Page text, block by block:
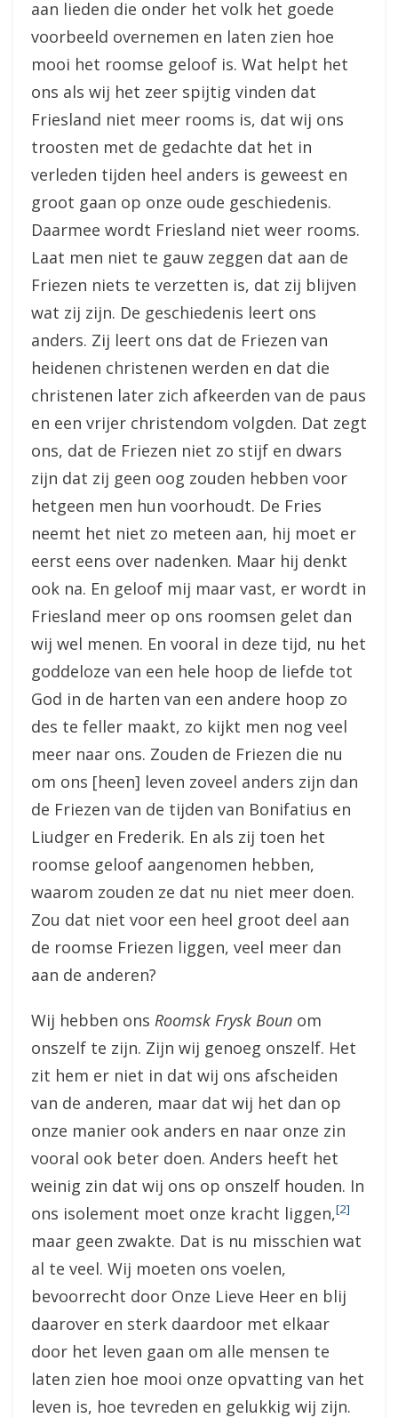
aan lieden die onder het volk het goede
voorbeeld overnemen en laten zien hoe
mooi het roomse geloof is. Wat helpt het
ons als wij het zeer spijtig vinden dat
Friesland niet meer rooms is, dat wij ons
troosten met de gedachte dat het in
verleden tijden heel anders is geweest en
groot gaan op onze oude geschiedenis.
Daarmee wordt Friesland niet weer rooms.
Laat men niet te gauw zeggen dat aan de
Friezen niets te verzetten is, dat zij blijven
wat zij zijn. De geschiedenis leert ons
anders. Zij leert ons dat de Friezen van
heidenen christenen werden en dat die
christenen later zich afkeerden van de paus
en een vrijer christendom volgden. Dat zegt
ons, dat de Friezen niet zo stijf en dwars
zijn dat zij geen oog zouden hebben voor
hetgeen men hun voorhoudt. De Fries
neemt het niet zo meteen aan, hij moet er
eerst eens over nadenken. Maar hij denkt
ook na. En geloof mij maar vast, er wordt in
Friesland meer op ons roomsen gelet dan
wij wel menen. En vooral in deze tijd, nu het
goddeloze van een hele hoop de liefde tot
God in de harten van een andere hoop zo
des te feller maakt, zo kijkt men nog veel
meer naar ons. Zouden de Friezen die nu
om ons [heen] leven zoveel anders zijn dan
de Friezen van de tijden van Bonifatius en
Liudger en Frederik. En als zij toen het
roomse geloof aangenomen hebben,
waarom zouden ze dat nu niet meer doen.
Zou dat niet voor een heel groot deel aan
de roomse Friezen liggen, veel meer dan
aan de anderen?
Wij hebben ons Roomsk Frysk Boun om
onszelf te zijn. Zijn wij genoeg onszelf. Het
zit hem er niet in dat wij ons afscheiden
van de anderen, maar dat wij het dan op
onze manier ook anders en naar onze zin
vooral ook beter doen. Anders heeft het
weinig zin dat wij ons op onszelf houden. In
ons isolement moet onze kracht liggen,[2]
maar geen zwakte. Dat is nu misschien wat
al te veel. Wij moeten ons voelen,
bevoorrecht door Onze Lieve Heer en blij
daarover en sterk daardoor met elkaar
door het leven gaan om alle mensen te
laten zien hoe mooi onze opvatting van het
leven is, hoe tevreden en gelukkig wij zijn.